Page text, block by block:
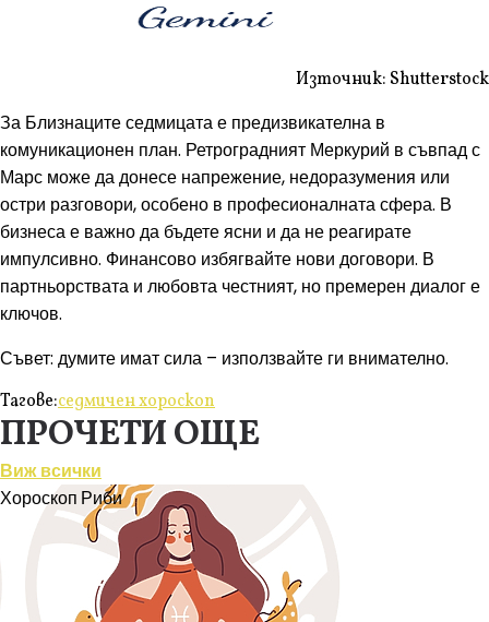
Източник: Shutterstock
За Близнаците седмицата е предизвикателна в
комуникационен план. Ретроградният Меркурий в съвпад с
Марс може да донесе напрежение, недоразумения или
остри разговори, особено в професионалната сфера. В
бизнеса е важно да бъдете ясни и да не реагирате
импулсивно. Финансово избягвайте нови договори. В
партньорствата и любовта честният, но премерен диалог е
ключов.
Съвет: думите имат сила – използвайте ги внимателно.
Тагове:седмичен хороскоп
ПРОЧЕТИ ОЩЕ
Виж всички
Хороскоп Риби